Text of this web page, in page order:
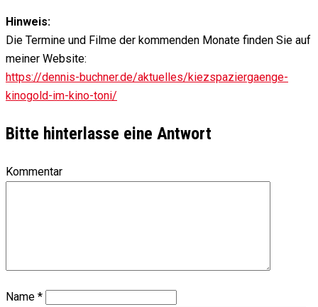
Hinweis:
Die Termine und Filme der kommenden Monate finden Sie auf
meiner Website:
https://dennis-buchner.de/aktuelles/kiezspaziergaenge-
kinogold-im-kino-toni/
Bitte hinterlasse eine Antwort
Kommentar
Name *